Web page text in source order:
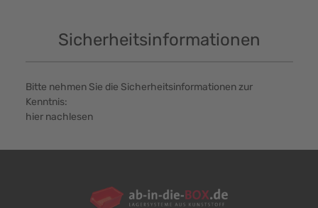
Sicherheitsinformationen
Bitte nehmen Sie die Sicherheitsinformationen zur
Kenntnis:
hier nachlesen